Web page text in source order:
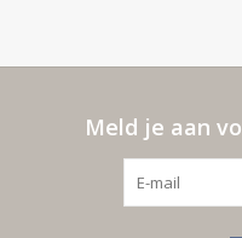
Meld je aan